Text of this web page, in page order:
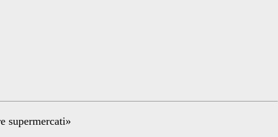
supermercati»